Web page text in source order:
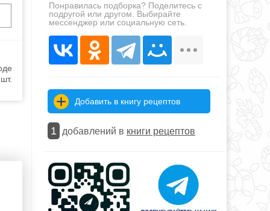
Понравилась подборка? Поделитесь с
подругой или другом. Выбирайте
мессенджер или социальную сеть.
Добавить в книгу рецептов
1 добавлений в книги рецептов